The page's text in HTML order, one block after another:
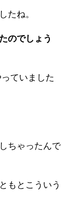
たね。
のでしょう
ていました
ちゃったんで
もとこういう